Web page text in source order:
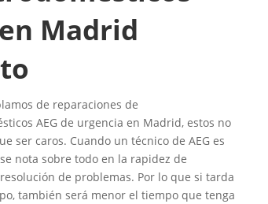
Madrid
de reparaciones de
AEG de urgencia en Madrid, estos no
ser caros. Cuando un técnico de AEG es
nota sobre todo en la rapidez de
de problemas. Por lo que si tarda
también será menor el tiempo que tenga